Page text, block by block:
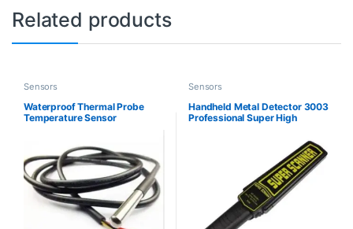
Related products
Sensors
Waterproof Thermal Probe
Temperature Sensor
Sensors
Handheld Metal Detector 3003
Professional Super High